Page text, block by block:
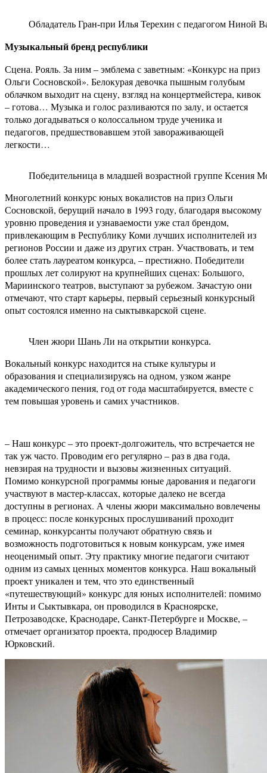
Обладатель Гран-при Илья Терехин с педагогом Ниной
Музыкальный бренд республики
Сцена. Рояль. За ним – эмблема с заветным: «Конкурс на приз
Ольги Сосновской». Белокурая девочка пышным голубым
облачком выходит на сцену, взгляд на концертмейстера, кивок
– готова… Музыка и голос разливаются по залу, и остается
только догадываться о колоссальном труде ученика и
педагогов, предшествовавшем этой завораживающей
легкости…
Победительница в младшей возрастной группе Ксения
Многолетний конкурс юных вокалистов на приз Ольги
Сосновской, берущий начало в 1993 году, благодаря высокому
уровню проведения и узнаваемости уже стал брендом,
привлекающим в Республику Коми лучших исполнителей из
регионов России и даже из других стран. Участвовать, и тем
более стать лауреатом конкурса, – престижно. Победители
прошлых лет солируют на крупнейших сценах: Большого,
Мариинского театров, выступают за рубежом. Зачастую они
отмечают, что старт карьеры, первый серьезный конкурсный
опыт состоялся именно на сыктывкарской сцене.
Член жюри Шань Ли на открытии конкурса.
Вокальный конкурс находится на стыке культуры и
образования и специализируясь на одном, узком жанре
академического пения, год от года масштабируется, вместе с
тем повышая уровень и самих участников.
– Наш конкурс – это проект-долгожитель, что встречается не
так уж часто. Проводим его регулярно – раз в два года,
невзирая на трудности и вызовы жизненных ситуаций.
Помимо конкурсной программы юные дарования и педагоги
участвуют в мастер-классах, которые далеко не всегда
доступны в регионах. А члены жюри максимально вовлечены
в процесс: после конкурсных прослушиваний проходит
семинар, конкурсанты получают обратную связь и
возможность подготовиться к новым конкурсам, уже имея
неоценимый опыт. Эту практику многие педагоги считают
одним из самых ценных моментов конкурса. Наш вокальный
проект уникален и тем, что это единственный
«путешествующий» конкурс для юных исполнителей: помимо
Инты и Сыктывкара, он проводился в Красноярске,
Петрозаводске, Краснодаре, Санкт-Петербурге и Москве, –
отмечает организатор проекта, продюсер Владимир
Юрковский.